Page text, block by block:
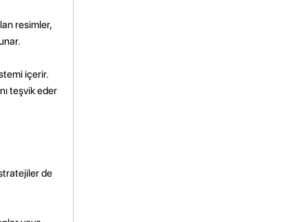
resimler,
içerir.
teşvik eder
de